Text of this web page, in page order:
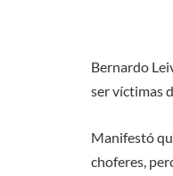
Bernardo
ser víctimas
Manifestó
choferes,